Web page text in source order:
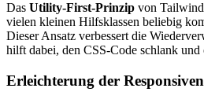
Das Utility-First-Prinzip von
vielen kleinen Hilfsklassen beliebig
Dieser Ansatz verbessert die
hilft dabei, den CSS-Code schlank
Erleichterung der